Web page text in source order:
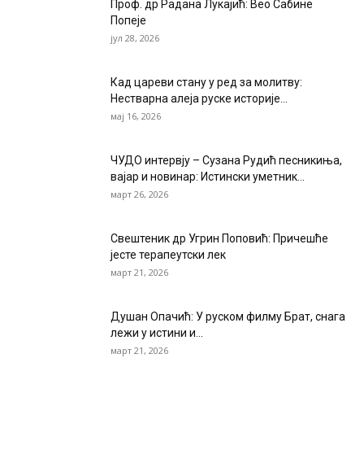
Проф. др Радана Лукајић: Вео Сабине
Попеје
јул 28, 2026
Кад цареви стану у ред за молитву:
Нестварна алеја руске историје...
мај 16, 2026
ЧУДО интервју – Сузана Рудић песникиња,
вајар и новинар: Истински уметник...
март 26, 2026
Свештеник др Угрин Поповић: Причешће
јесте терапеутски лек
март 21, 2026
Душан Опачић: У руском филму Брат, снага
лежи у истини и...
март 21, 2026